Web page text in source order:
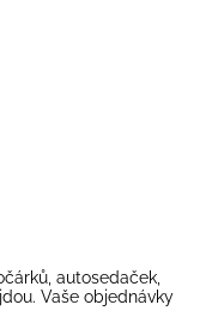
autosedaček,
Vaše objednávky